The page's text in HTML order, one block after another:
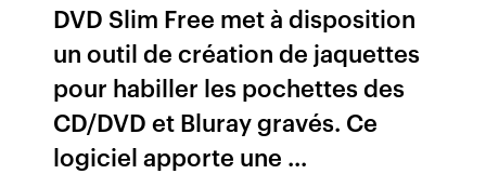
DVD Slim Free met à disposition
un outil de création de jaquettes
pour habiller les pochettes des
CD/DVD et Bluray gravés. Ce
logiciel apporte une ...